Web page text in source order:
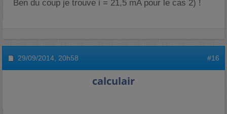
Ben du coup je trouve i = 21,5 mA pour le cas 2) !
29/09/2014, 20h58 #16
calculair